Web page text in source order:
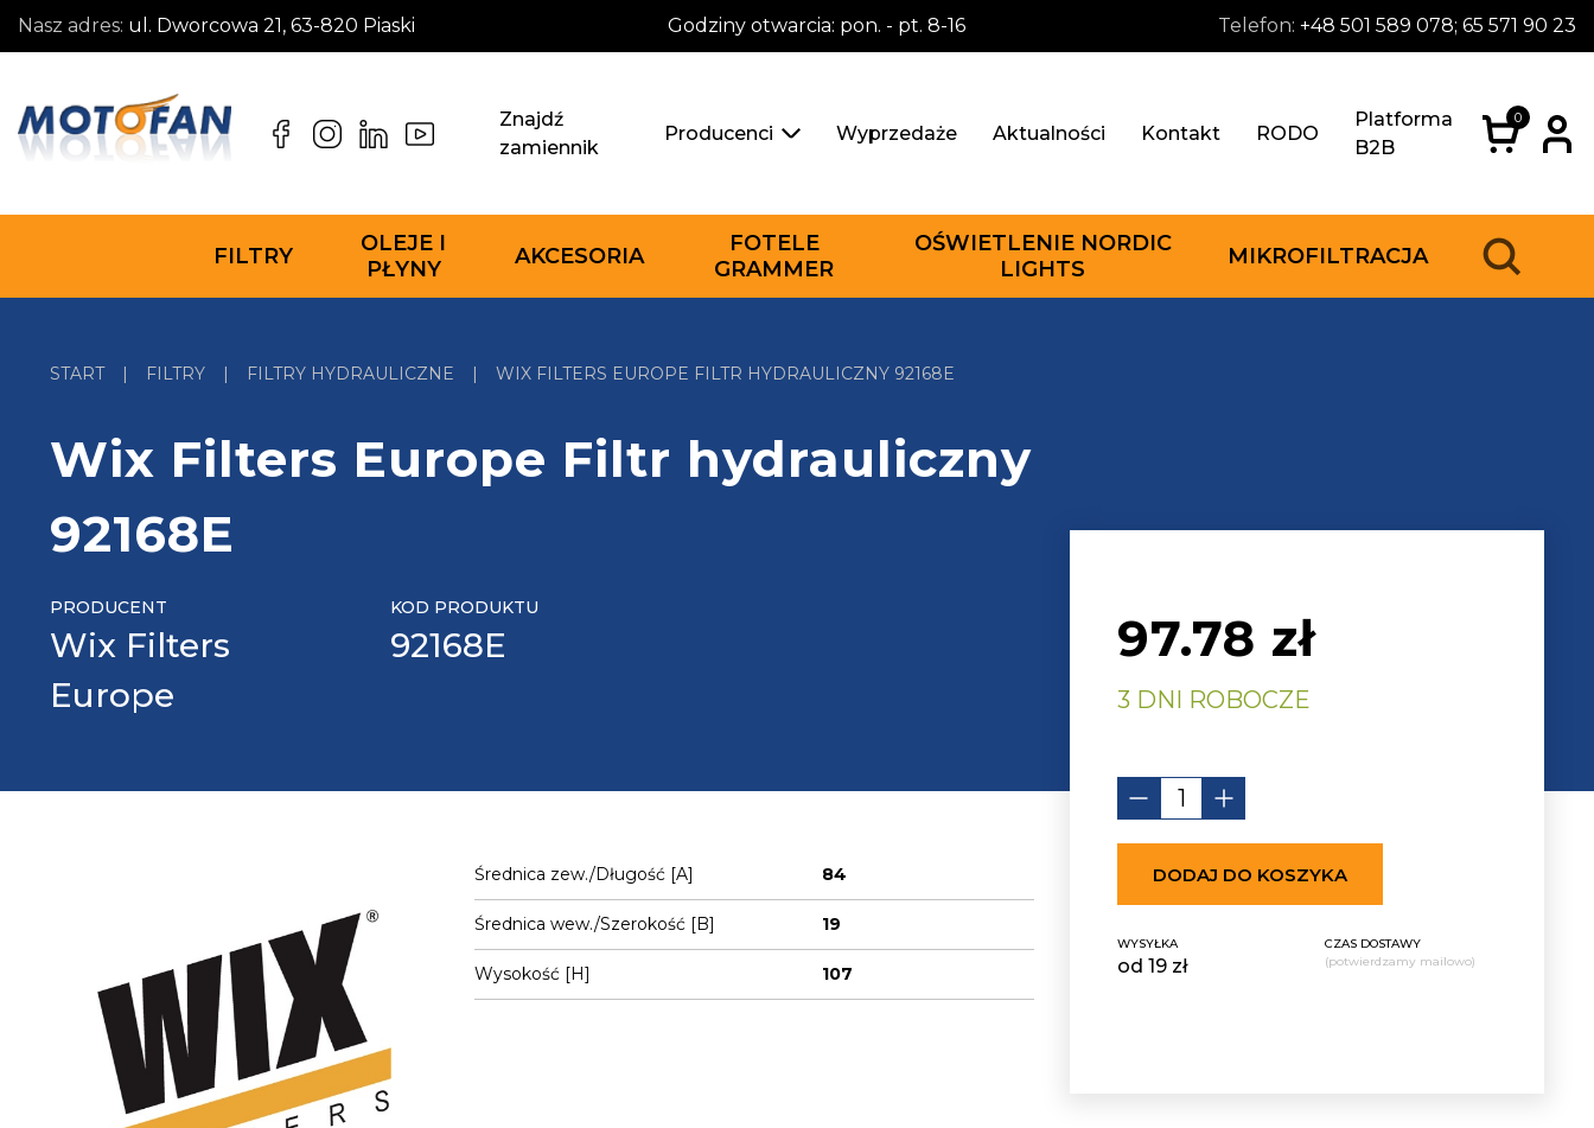
Nasz adres: ul. Dworcowa 21, 63-820 Piaski Godziny otwarcia: pon. - pt. 8-16 Telefon: +48 501 589 078; 65 571 90 23
Znajdź
zamiennik
Producenci Wyprzedaże Aktualności Kontakt RODO
Platforma
B2B
0
FILTRY
OLEJE I
PŁYNY
AKCESORIA
FOTELE
GRAMMER
OŚWIETLENIE NORDIC
LIGHTS
MIKROFILTRACJA
START | FILTRY | FILTRY HYDRAULICZNE | WIX FILTERS EUROPE FILTR HYDRAULICZNY 92168E
Wix Filters Europe Filtr hydrauliczny
92168E
PRODUCENT
Wix Filters
Europe
KOD PRODUKTU
92168E
Średnica zew./Długość [A] 84
Średnica wew./Szerokość [B] 19
Wysokość [H] 107
97.78 zł
3 DNI ROBOCZE
DODAJ DO KOSZYKA
WYSYŁKA
od 19 zł
CZAS DOSTAWY
(potwierdzamy mailowo)